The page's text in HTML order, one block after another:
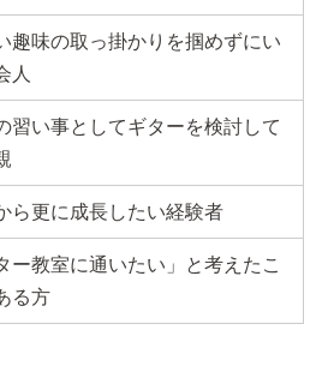
趣味の取っ掛かりを掴めずにい
人
習い事としてギターを検討して
ら更に成長したい経験者
ー教室に通いたい」と考えたこ
る方